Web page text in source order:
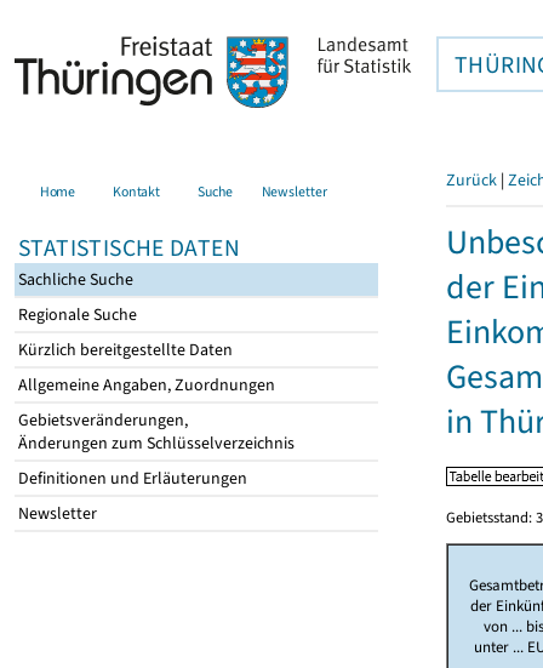
Home Kontakt Suche Newsletter
STATISTISCHE DATEN
Sachliche Suche
Regionale Suche
Kürzlich bereitgestellte Daten
Allgemeine Angaben, Zuordnungen
Gebietsveränderungen,
Änderungen zum Schlüsselverzeichnis
Definitionen und Erläuterungen
Newsletter
Zurück |
der
in
Gebietsstand:
der
von ...
unter ...